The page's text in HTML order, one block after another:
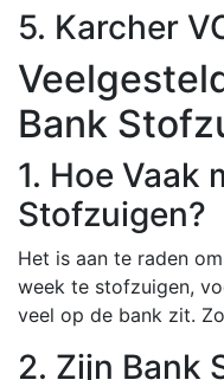
5. Karcher
Bank
1. Hoe Vaak
Stofzuigen?
Het is aan te raden
week te stofzuigen,
veel op de bank zit.
2. Zijn Bank